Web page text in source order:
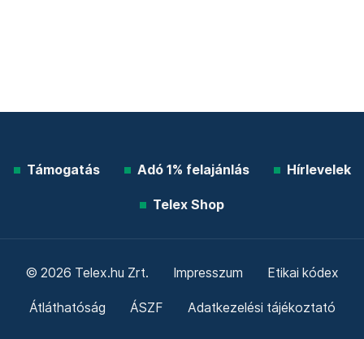
Támogatás Adó 1% felajánlás Hírlevelek
Telex Shop
© 2026 Telex.hu Zrt. Impresszum Etikai kódex
Átláthatóság ÁSZF Adatkezelési tájékoztató